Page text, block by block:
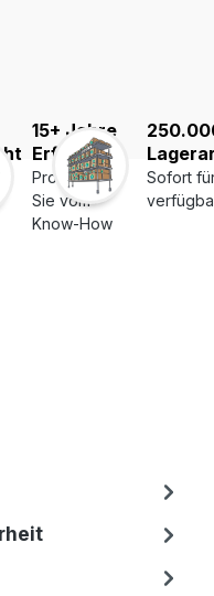
15+ Jahre
Erfahrung
Profitieren
Sie vom
Know-How
Sofort